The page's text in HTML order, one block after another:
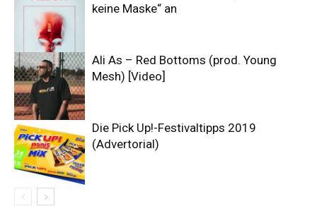
keine Maske“ an
Ali As – Red Bottoms (prod. Young
Mesh) [Video]
Die Pick Up!-Festivaltipps 2019
(Advertorial)